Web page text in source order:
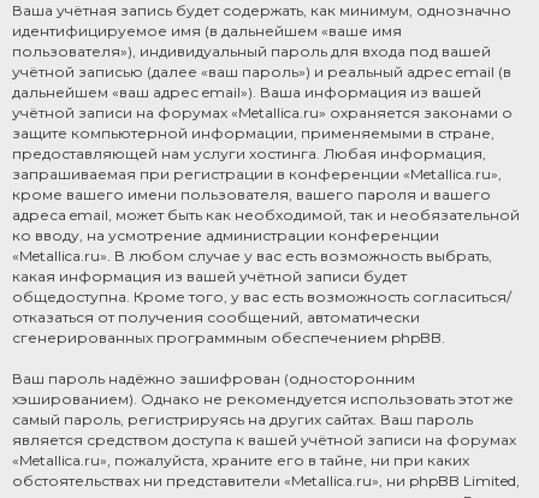
Ваша учётная запись будет содержать, как минимум, однозначно
идентифицируемое имя (в дальнейшем «ваше имя
пользователя»), индивидуальный пароль для входа под вашей
учётной записью (далее «ваш пароль») и реальный адрес email (в
дальнейшем «ваш адрес email»). Ваша информация из вашей
учётной записи на форумах «Metallica.ru» охраняется законами о
защите компьютерной информации, применяемыми в стране,
предоставляющей нам услуги хостинга. Любая информация,
запрашиваемая при регистрации в конференции «Metallica.ru»,
кроме вашего имени пользователя, вашего пароля и вашего
адреса email, может быть как необходимой, так и необязательной
ко вводу, на усмотрение администрации конференции
«Metallica.ru». В любом случае у вас есть возможность выбрать,
какая информация из вашей учётной записи будет
общедоступна. Кроме того, у вас есть возможность согласиться/
отказаться от получения сообщений, автоматически
сгенерированных программным обеспечением phpBB.
Ваш пароль надёжно зашифрован (односторонним
хэшированием). Однако не рекомендуется использовать этот же
самый пароль, регистрируясь на других сайтах. Ваш пароль
является средством доступа к вашей учётной записи на форумах
«Metallica.ru», пожалуйста, храните его в тайне, ни при каких
обстоятельствах ни представители «Metallica.ru», ни phpBB Limited,